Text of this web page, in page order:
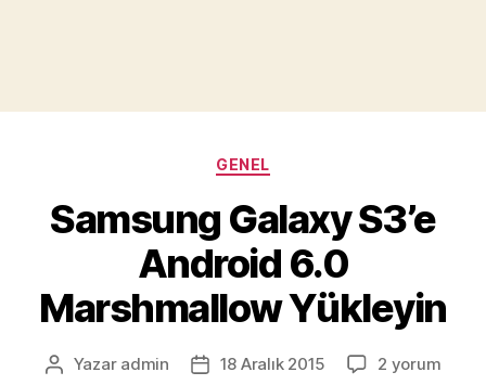
Kategoriler
GENEL
Samsung Galaxy S3’e
Android 6.0
Marshmallow Yükleyin
Yazının
Yazar admin
Yazı18 Aralık 2015
Samsung
2 yorum